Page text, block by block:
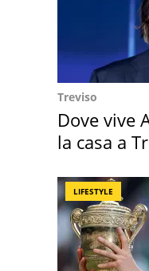
Treviso
Dove vive
la casa a
LIFESTYLE